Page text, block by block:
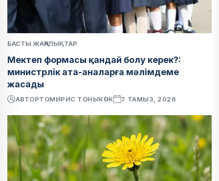
БАСТЫ ЖАҢАЛЫҚТАР
Мектеп формасы қандай болу керек?:
министрлік ата-аналарға мәлімдеме
жасады
АВТОРТОМИРИС ТОНЫКӨК 7 ТАМЫЗ, 2026